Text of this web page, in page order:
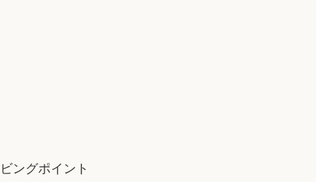
ングポイント